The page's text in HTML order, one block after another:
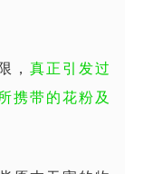
， 真正引发过
携带的花粉及